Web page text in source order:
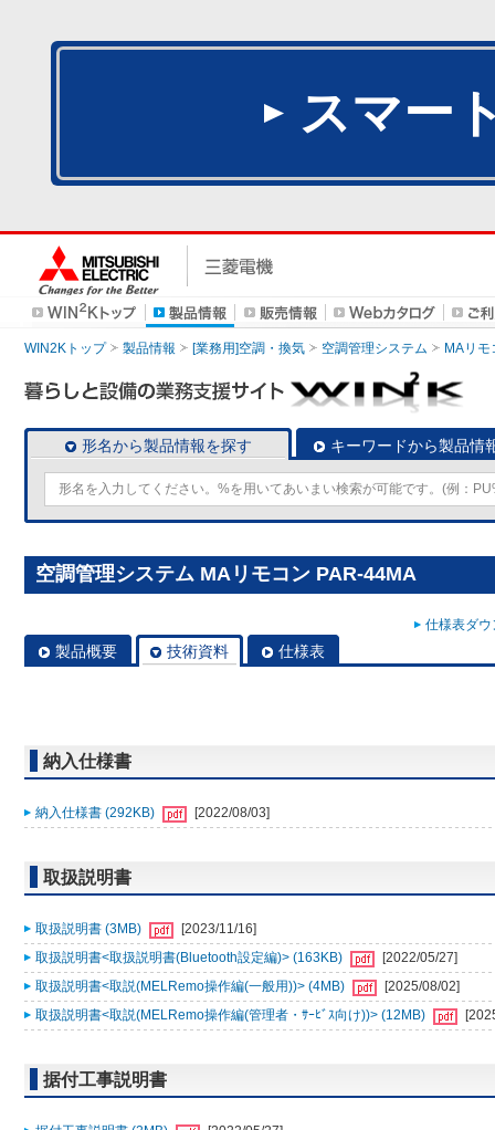
スマー
WIN2Kトップ 製品情報 [業務用]空調・換気 空調管理システム MAリモ
形名から製品情報を探す キーワードから製品情
空調管理システム MAリモコン PAR-44MA
仕様表ダ
製品概要 技術資料 仕様表
納入仕様書
納入仕様書 (292KB) [2022/08/03]
取扱説明書
取扱説明書 (3MB)
[2023/11/16]
取扱説明書<取扱説明書(Bluetooth設定編)> (163KB)
[2022/05/27]
取扱説明書<取説(MELRemo操作編(一般用))> (4MB)
[2025/08/02]
取扱説明書<取説(MELRemo操作編(管理者・ｻｰﾋﾞｽ向け))> (12MB)
据付工事説明書